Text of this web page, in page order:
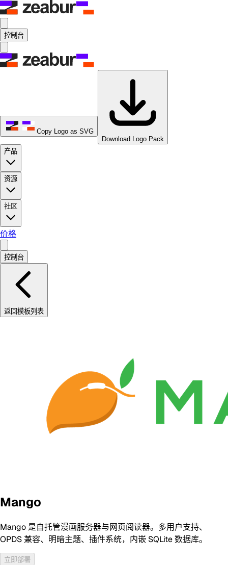
控制台
Copy Logo as SVG
Download Logo Pack
产品
资源
社区
价格
控制台
返回模板列表
Mango
Mango 是自托管漫画服务器与网页阅读器。多用户支持、
OPDS 兼容、明暗主题、插件系统，内嵌 SQLite 数据库。
立即部署